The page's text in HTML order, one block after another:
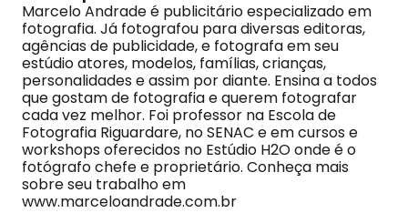
Marcelo Andrade é publicitário especializado em
fotografia. Já fotografou para diversas editoras,
agências de publicidade, e fotografa em seu
estúdio atores, modelos, famílias, crianças,
personalidades e assim por diante. Ensina a todos
que gostam de fotografia e querem fotografar
cada vez melhor. Foi professor na Escola de
Fotografia Riguardare, no SENAC e em cursos e
workshops oferecidos no Estúdio H2O onde é o
fotógrafo chefe e proprietário. Conheça mais
sobre seu trabalho em
www.marceloandrade.com.br